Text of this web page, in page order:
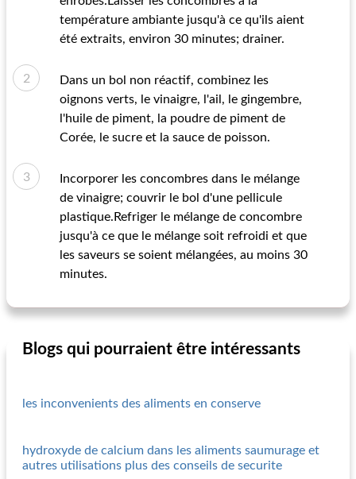
température ambiante jusqu'à ce qu'ils aient
été extraits, environ 30 minutes; drainer.
Dans un bol non réactif, combinez les
oignons verts, le vinaigre, l'ail, le gingembre,
l'huile de piment, la poudre de piment de
Corée, le sucre et la sauce de poisson.
Incorporer les concombres dans le mélange
de vinaigre; couvrir le bol d'une pellicule
plastique.Refriger le mélange de concombre
jusqu'à ce que le mélange soit refroidi et que
les saveurs se soient mélangées, au moins 30
minutes.
Blogs qui pourraient être intéressants
les inconvenients des aliments en conserve
hydroxyde de calcium dans les aliments saumurage et
autres utilisations plus des conseils de securite